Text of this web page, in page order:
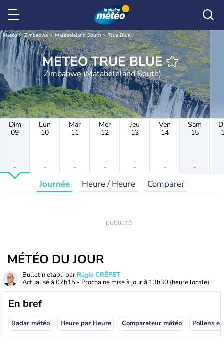
Météo Zimbabwe Matabeleland South True Blue
METEO TRUE BLUE
Zimbabwe (Matabeleland South)
Dim
09
-
-
Lun
10
-
-
Mar
11
-
-
Mer
12
-
-
Jeu
13
-
-
Ven
14
-
-
Sam
15
-
-
Journée Heure / Heure Comparer
MÉTÉO DU JOUR
Bulletin établi par Régis CRÊPET
Actualisé à 07h15 - Prochaine mise à jour à 13h30 (heure locale)
En bref
Radar météo Heure par Heure Comparateur météo Pollens